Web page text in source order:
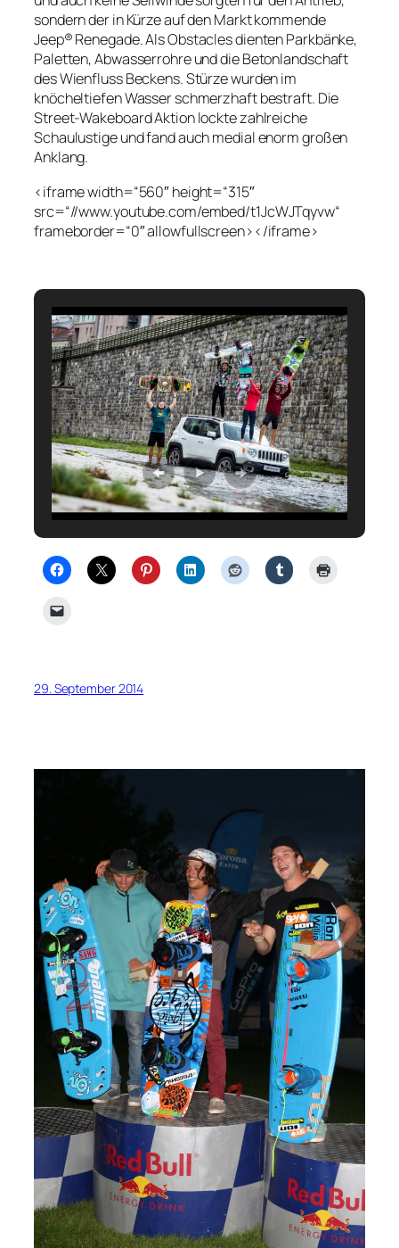
sondern der in Kürze auf den Markt kommende
Jeep® Renegade. Als Obstacles dienten Parkbänke,
Paletten, Abwasserrohre und die Betonlandschaft
des Wienfluss Beckens. Stürze wurden im
knöcheltiefen Wasser schmerzhaft bestraft. Die
Street-Wakeboard Aktion lockte zahlreiche
Schaulustige und fand auch medial enorm großen
Anklang.
<iframe width=“560″ height=“315″
src=“//www.youtube.com/embed/t1JcWJTqyvw“
frameborder=“0″ allowfullscreen></iframe>
29. September 2014